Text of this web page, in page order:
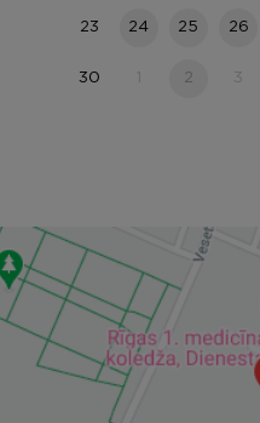
23 24 25 26
30 2 3